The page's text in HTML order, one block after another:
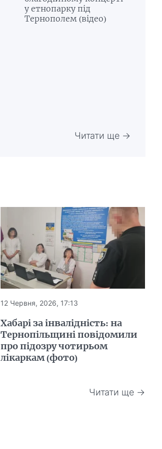
у етнопарку під
Тернополем (відео)
Читати ще →
12 Червня, 2026, 17:13
Хабарі за інвалідність: на
Тернопільщині повідомили
про підозру чотирьом
лікаркам (фото)
Читати ще →